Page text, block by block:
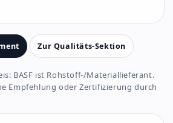
Zur Qualitäts-Sektion
BASF ist Rohstoff-/Materiallieferant.
Empfehlung oder Zertifizierung durch